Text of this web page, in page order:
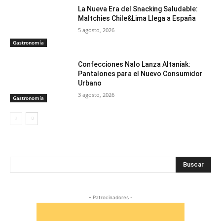
Gastronomía
La Nueva Era del Snacking Saludable:
Maltchies Chile&Lima Llega a España
5 agosto, 2026
Gastronomía
Confecciones Nalo Lanza Altaniak:
Pantalones para el Nuevo Consumidor
Urbano
3 agosto, 2026
Buscar
- Patrocinadores -